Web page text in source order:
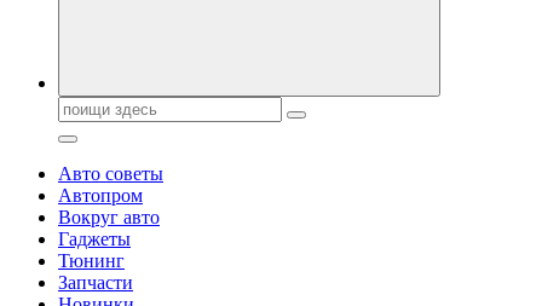
Поиск:
Авто советы
Автопром
Вокруг авто
Гаджеты
Тюнинг
Запчасти